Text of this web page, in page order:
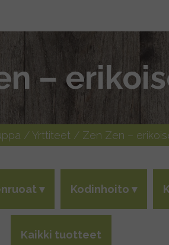
–
/Yrttiteet / Zen Zen –
Kodinhoito
Kaikki tuotteet